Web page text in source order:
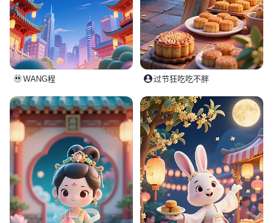
WANG程 过节狂吃吃不胖